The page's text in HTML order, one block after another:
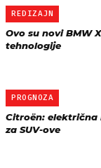
REDIZAJN
Ovo su novi BMW
tehnologije
PROGNOZA
Citroën:
za SUV-ove